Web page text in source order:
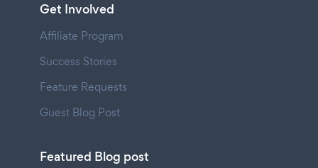
Get Involved
Affiliate Program
Success Stories
Feature Requests
Guest Blog Post
Featured Blog post